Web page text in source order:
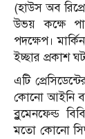
(হাউস অব
উভয় কক্ষে
পদক্ষেপ।
ইচ্ছার প্রকাশ
এটি
কোনো আইনি
ব্লুমেনফেল্ড
মতো কোনো